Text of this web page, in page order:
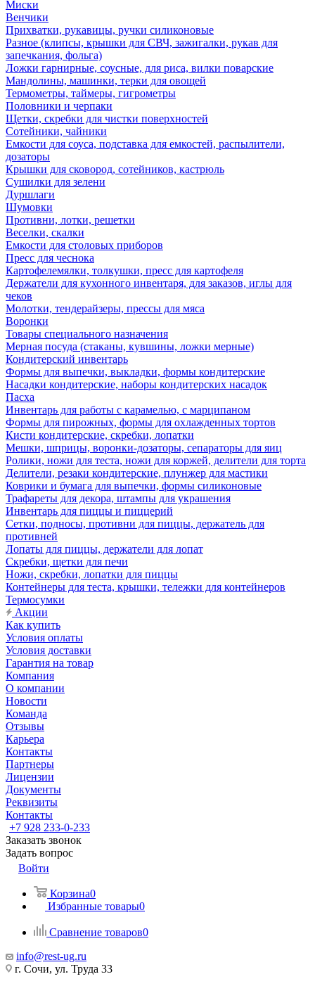
Миски
Венчики
Прихватки, рукавицы, ручки силиконовые
Разное (клипсы, крышки для СВЧ, зажигалки, рукав для
запечкания, фольга)
Ложки гарнирные, соусные, для риса, вилки поварские
Мандолины, машинки, терки для овощей
Термометры, таймеры, гигрометры
Половники и черпаки
Щетки, скребки для чистки поверхностей
Сотейники, чайники
Емкости для соуса, подставка для емкостей, распылители,
дозаторы
Крышки для сковород, сотейников, кастрюль
Сушилки для зелени
Дуршлаги
Шумовки
Противни, лотки, решетки
Веселки, скалки
Емкости для столовых приборов
Пресс для чеснока
Картофелемялки, толкушки, пресс для картофеля
Держатели для кухонного инвентаря, для заказов, иглы для
чеков
Молотки, тендерайзеры, прессы для мяса
Воронки
Товары специального назначения
Мерная посуда (стаканы, кувшины, ложки мерные)
Кондитерский инвентарь
Формы для выпечки, выкладки, формы кондитерские
Насадки кондитерские, наборы кондитерских насадок
Пасха
Инвентарь для работы с карамелью, с марципаном
Формы для пирожных, формы для охлажденных тортов
Кисти кондитерские, скребки, лопатки
Мешки, шприцы, воронки-дозаторы, сепараторы для яиц
Ролики, ножи для теста, ножи для коржей, делители для торта
Делители, резаки кондитерские, плунжер для мастики
Коврики и бумага для выпечки, формы силиконовые
Трафареты для декора, штампы для украшения
Инвентарь для пиццы и пиццерий
Сетки, подносы, противни для пиццы, держатель для
противней
Лопаты для пиццы, держатели для лопат
Скребки, щетки для печи
Ножи, скребки, лопатки для пиццы
Контейнеры для теста, крышки, тележки для контейнеров
Термосумки
Акции
Как купить
Условия оплаты
Условия доставки
Гарантия на товар
Компания
О компании
Новости
Команда
Отзывы
Карьера
Контакты
Партнеры
Лицензии
Документы
Реквизиты
Контакты
+7 928 233-0-233
Заказать звонок
Задать вопрос
Войти
Корзина0
Избранные товары0
Сравнение товаров0
info@rest-ug.ru
г. Сочи, ул. Труда 33